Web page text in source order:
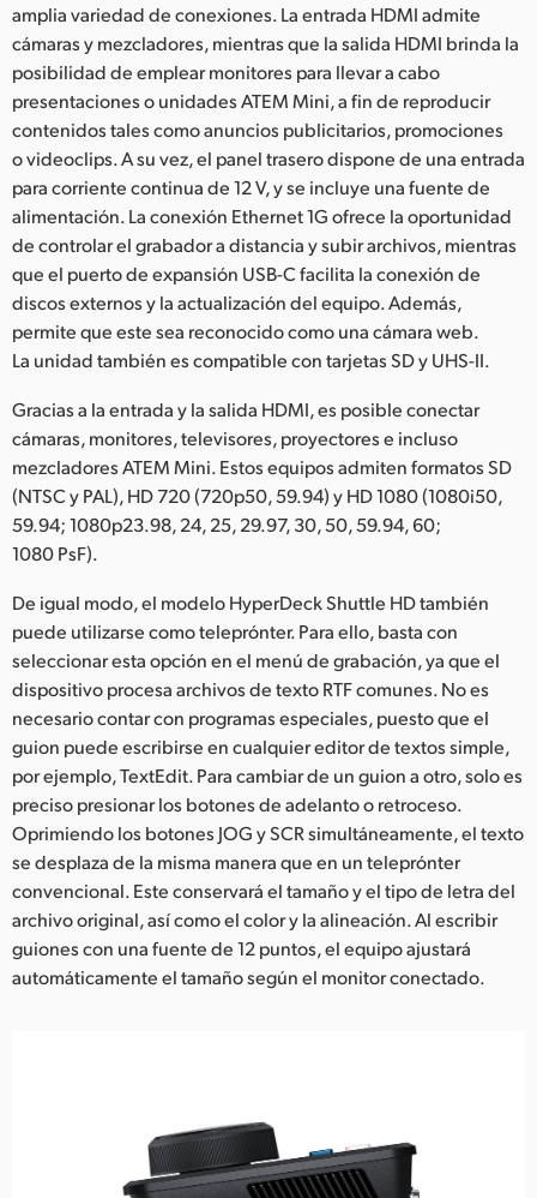
amplia variedad de conexiones. La entrada HDMI admite
cámaras y mezcladores, mientras que la salida HDMI brinda la
posibilidad de emplear monitores para llevar a cabo
presentaciones o unidades ATEM Mini, a fin de reproducir
contenidos tales como anuncios publicitarios, promociones
o videoclips. A su vez, el panel trasero dispone de una entrada
para corriente continua de 12 V, y se incluye una fuente de
alimentación. La conexión Ethernet 1G ofrece la oportunidad
de controlar el grabador a distancia y subir archivos, mientras
que el puerto de expansión USB-C facilita la conexión de
discos externos y la actualización del equipo. Además,
permite que este sea reconocido como una cámara web.
La unidad también es compatible con tarjetas SD y UHS-II.
Gracias a la entrada y la salida HDMI, es posible conectar
cámaras, monitores, televisores, proyectores e incluso
mezcladores ATEM Mini. Estos equipos admiten formatos SD
(NTSC y PAL), HD 720 (720p50, 59.94) y HD 1080 (1080i50,
59.94; 1080p23.98, 24, 25, 29.97, 30, 50, 59.94, 60;
1080 PsF).
De igual modo, el modelo HyperDeck Shuttle HD también
puede utilizarse como teleprónter. Para ello, basta con
seleccionar esta opción en el menú de grabación, ya que el
dispositivo procesa archivos de texto RTF comunes. No es
necesario contar con programas especiales, puesto que el
guion puede escribirse en cualquier editor de textos simple,
por ejemplo, TextEdit. Para cambiar de un guion a otro, solo es
preciso presionar los botones de adelanto o retroceso.
Oprimiendo los botones JOG y SCR simultáneamente, el texto
se desplaza de la misma manera que en un teleprónter
convencional. Este conservará el tamaño y el tipo de letra del
archivo original, así como el color y la alineación. Al escribir
guiones con una fuente de 12 puntos, el equipo ajustará
automáticamente el tamaño según el monitor conectado.